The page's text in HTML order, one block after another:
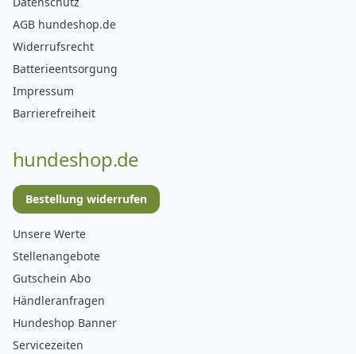
AGB hundeshop.de
Widerrufsrecht
Batterieentsorgung
Impressum
Barrierefreiheit
hundeshop.de
Bestellung widerrufen
Unsere Werte
Stellenangebote
Gutschein Abo
Händleranfragen
Hundeshop Banner
Servicezeiten